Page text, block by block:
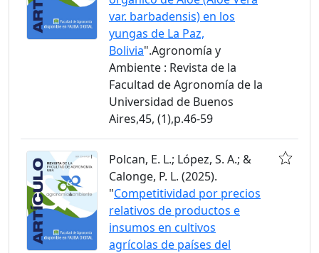
var. barbadensis) en los
yungas de La Paz,
Bolivia".Agronomía y
Ambiente : Revista de la
Facultad de Agronomía de la
Universidad de Buenos
Aires,45, (1),p.46-59
Polcan, E. L.; López, S. A.; &
Calonge, P. L. (2025).
"Competitividad por precios
relativos de productos e
insumos en cultivos
agrícolas de países del